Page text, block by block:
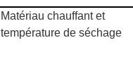
Matériau chauffant et
température de séchage